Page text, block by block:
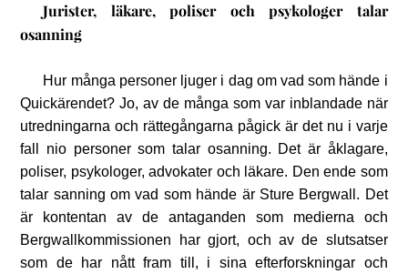
Jurister, läkare, poliser och psykologer talar
osanning
Hur många personer ljuger i dag om vad som hände i
Quickärendet? Jo, av de många som var inblandade när
utredningarna och rättegångarna pågick är det nu i varje
fall nio personer som talar osanning. Det är åklagare,
poliser, psykologer, advokater och läkare. Den ende som
talar sanning om vad som hände är Sture Bergwall. Det
är kontentan av de antaganden som medierna och
Bergwallkommissionen har gjort, och av de slutsatser
som de har nått fram till, i sina efterforskningar och